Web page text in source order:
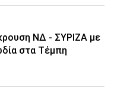
ΝΔ - ΣΥΡΙΖΑ με
στα Τέμπη